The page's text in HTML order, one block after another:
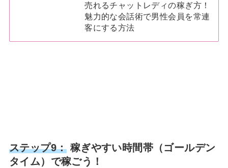
売れるチャットレディの稼ぎ方！
魅力的な会話術で男性会員を常連
客にする方法
ステップ9： 稼ぎやすい時間帯（ゴールデン
タイム）で稼ごう！